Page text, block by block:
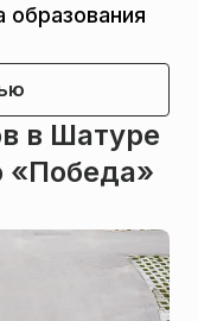
в Шатуре
«Победа»